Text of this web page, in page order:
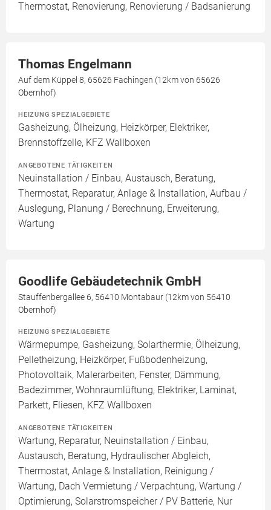
Thermostat, Renovierung, Renovierung / Badsanierung
Thomas Engelmann
Auf dem Küppel 8, 65626 Fachingen (12km von 65626
Obernhof)
HEIZUNG SPEZIALGEBIETE
Gasheizung, Ölheizung, Heizkörper, Elektriker,
Brennstoffzelle, KFZ Wallboxen
ANGEBOTENE TÄTIGKEITEN
Neuinstallation / Einbau, Austausch, Beratung,
Thermostat, Reparatur, Anlage & Installation, Aufbau /
Auslegung, Planung / Berechnung, Erweiterung,
Wartung
Goodlife Gebäudetechnik GmbH
Stauffenbergallee 6, 56410 Montabaur (12km von 56410
Obernhof)
HEIZUNG SPEZIALGEBIETE
Wärmepumpe, Gasheizung, Solarthermie, Ölheizung,
Pelletheizung, Heizkörper, Fußbodenheizung,
Photovoltaik, Malerarbeiten, Fenster, Dämmung,
Badezimmer, Wohnraumlüftung, Elektriker, Laminat,
Parkett, Fliesen, KFZ Wallboxen
ANGEBOTENE TÄTIGKEITEN
Wartung, Reparatur, Neuinstallation / Einbau,
Austausch, Beratung, Hydraulischer Abgleich,
Thermostat, Anlage & Installation, Reinigung /
Wartung, Dach Vermietung / Verpachtung, Wartung /
Optimierung, Solarstromspeicher / PV Batterie, Nur